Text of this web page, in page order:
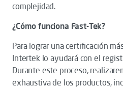
complejidad.
¿Cómo funciona Fast-Tek?
Para lograr una certificación
Intertek lo ayudará con el
Durante este proceso,
exhaustiva de los productos,